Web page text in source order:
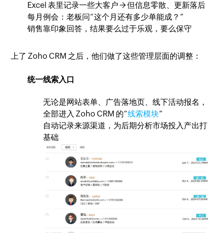
Excel 表里记录一些大客户 → 但信息零散、更新落后
每月例会：老板问“这个月还有多少单能成？”
销售靠印象回答，结果要么过于乐观，要么保守
上了 Zoho CRM 之后，他们做了这些管理层面的调整：
统一线索入口
无论是网站表单、广告落地页、线下活动报名，
全部进入 Zoho CRM 的“线索模块”
自动记录来源渠道，为后期分析市场投入产出打
基础